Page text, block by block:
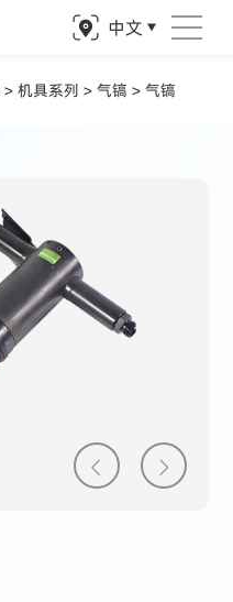
中文
>机具系列 >气镐 >气镐